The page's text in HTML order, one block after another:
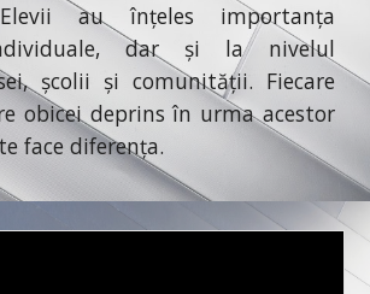
au înțeles importanța
dar și la nivelul
școlii și comunității. Fiecare
obicei deprins în urma acestor
face diferența.